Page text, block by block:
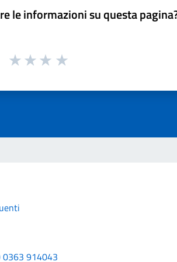
le informazioni su questa
0363 914043